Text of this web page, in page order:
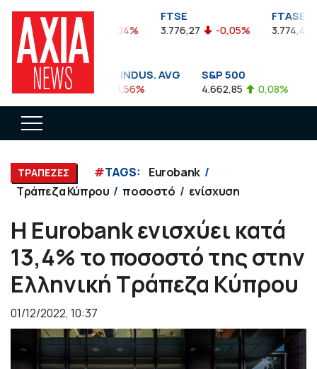
FTSEA
899,47 -0,04%
FTSE
3.776,27 -0,05%
FTASE
3.774,48
DOW JONES INDUS. AVG
35.911,81 -0,56%
S&P 500
4.662,85 0,08%
ΤΡΑΠΕΖΕΣ #TAGS:
Eurobank
Τράπεζα Κύπρου
ποσοστό ενίσχυση
H Eurobank ενισχύει κατά
13,4% το ποσοστό της στην
Ελληνική Τράπεζα Κύπρου
01/12/2022, 10:37